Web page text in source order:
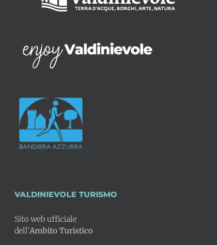
VALDINIEVOLE TURISMO
Sito web ufficiale
dell’Ambito Turistico